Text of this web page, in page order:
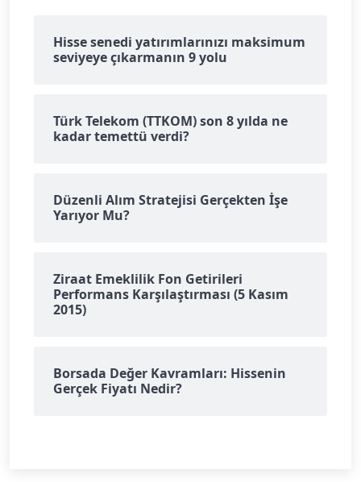
Hisse senedi yatırımlarınızı maksimum
seviyeye çıkarmanın 9 yolu
Türk Telekom (TTKOM) son 8 yılda ne
kadar temettü verdi?
Düzenli Alım Stratejisi Gerçekten İşe
Yarıyor Mu?
Ziraat Emeklilik Fon Getirileri
Performans Karşılaştırması (5 Kasım
2015)
Borsada Değer Kavramları: Hissenin
Gerçek Fiyatı Nedir?